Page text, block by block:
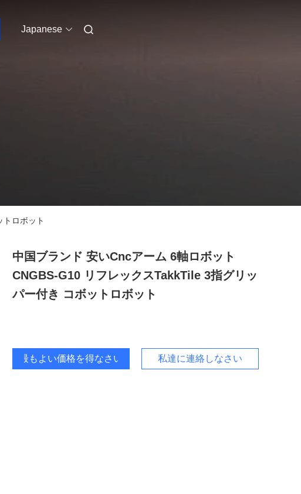
Japanese
ロボット
中国ブランド 安いCncアーム 6軸ロボット
CNGBS-G10 リフレックスTakkTile 3指グリッ
パー付き コボットロボット
最もよい価格を得なさい 私達に連絡しなさい